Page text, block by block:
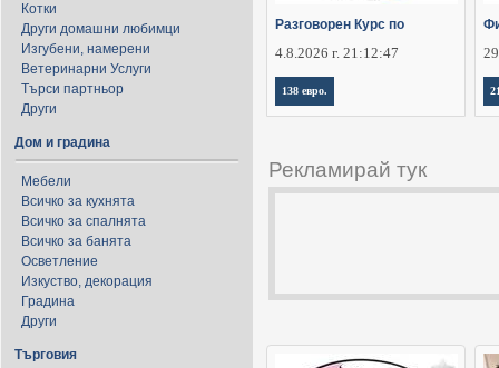
Котки
Други домашни любимци
Изгубени, намерени
Ветеринарни Услуги
Търси партньор
Други
Дом и градина
Мебели
Всичко за кухнята
Всичко за спалнята
Всичко за банята
Осветление
Изкуство, декорация
Градина
Други
Търговия
Разговорен Курс по
4.8.2026 г. 21:12:47
138 евро.
Рекламирай тук